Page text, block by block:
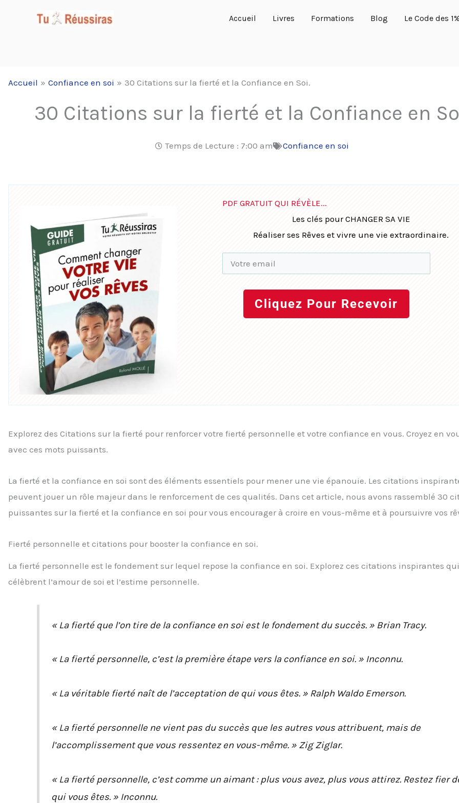
Accueil Livres Formations Blog Le Code des
Accueil Confiance en soi 30 Citations sur la fierté et la Confiance en Soi.
30 Citations sur la fierté et la Confiance en
Temps de Lecture : 7:00 am Confiance en soi
PDF GRATUIT QUI RÉVÈLE...
Les clés pour CHANGER SA VIE
Réaliser ses Rêves et vivre une vie extraordinaire.
Cliquez Pour Recevoir
Explorez des Citations sur la fierté pour renforcer votre fierté personnelle et votre confiance en vous. Croyez en
avec ces mots puissants.
La fierté et la confiance en soi sont des éléments essentiels pour mener une vie épanouie. Les citations
peuvent jouer un rôle majeur dans le renforcement de ces qualités. Dans cet article, nous avons rassemblé 30
puissantes sur la fierté et la confiance en soi pour vous encourager à croire en vous-même et à poursuivre vos
Fierté personnelle et citations pour booster la confiance en soi.
La fierté personnelle est le fondement sur lequel repose la confiance en soi. Explorez ces citations inspirantes qui
célèbrent l’amour de soi et l’estime personnelle.
« La fierté que l’on tire de la confiance en soi est le fondement du succès. » Brian Tracy.
« La fierté personnelle, c’est la première étape vers la confiance en soi. » Inconnu.
« La véritable fierté naît de l’acceptation de qui vous êtes. » Ralph Waldo Emerson.
« La fierté personnelle ne vient pas du succès que les autres vous attribuent, mais de
l’accomplissement que vous ressentez en vous-même. » Zig Ziglar.
« La fierté personnelle, c’est comme un aimant : plus vous avez, plus vous attirez. Restez fier
qui vous êtes. » Inconnu.